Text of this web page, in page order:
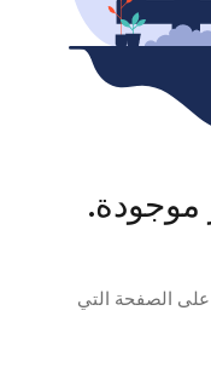
موجودة.
على الصفحة التي